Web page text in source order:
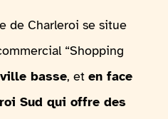
de Charleroi se situe
“Shopping
ville basse, et en face
Sud qui offre des